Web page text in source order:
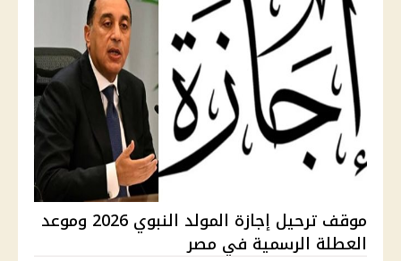
موقف ترحيل إجازة المولد النبوي 2026 وموعد
العطلة الرسمية في مصر